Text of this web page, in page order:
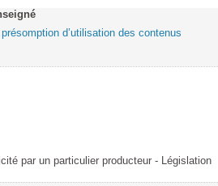
d’utilisation des contenus
par un particulier producteur - Législation